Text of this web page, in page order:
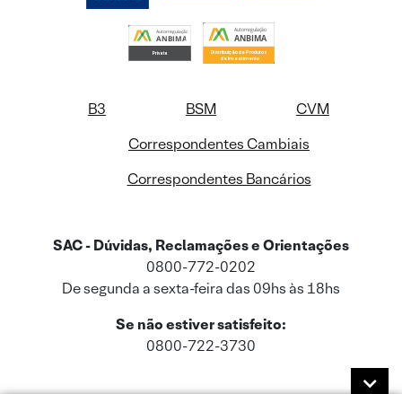
B3 BSM
CVM
Correspondentes Cambiais
Correspondentes Bancários
SAC - Dúvidas, Reclamações e Orientações
0800-772-0202
De segunda a sexta-feira das 09hs às 18hs
Se não estiver satisfeito:
0800-722-3730